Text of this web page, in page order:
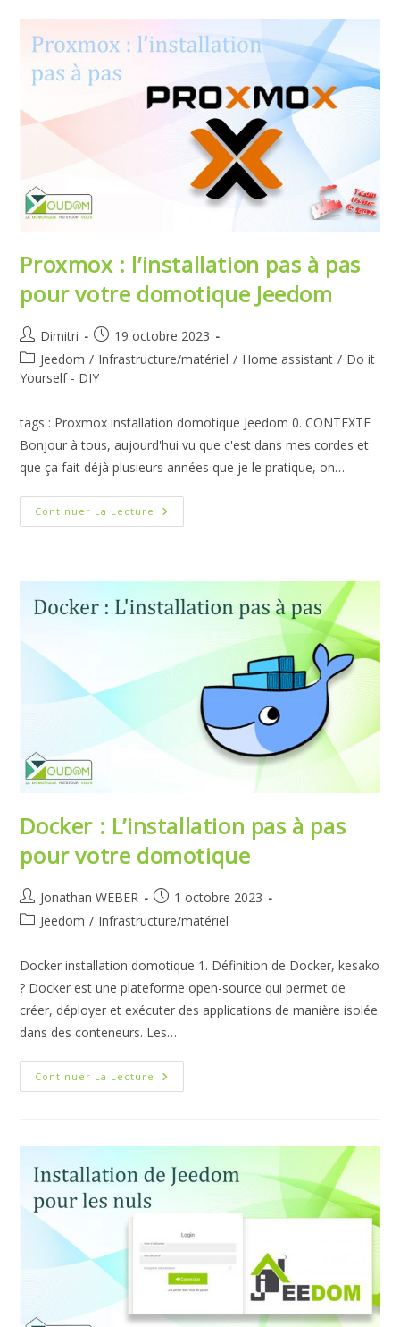
À
Pas
Pour
Proxmox : l’installation pas à pas
pour votre domotique Jeedom
Auteur/autrice
de
la
Dimitri
Publication
publiée :
19 octobre 2023
Post
category:
Jeedom / Infrastructure/matériel / Home assistant / Do it
Yourself - DIY
tags : Proxmox installation domotique Jeedom 0. CONTEXTE
Bonjour à tous, aujourd'hui vu que c'est dans mes cordes et
que ça fait déjà plusieurs années que je le pratique, on…
Continuer La Lecture Proxmox
:
Pour
Votre
Domotique
Docker : L’installation pas à pas
pour votre domotique
Auteur/autrice
de
Jonathan WEBER
Publication
publiée :
1 octobre 2023
PostJeedom / Infrastructure/matériel
Docker installation domotique 1. Définition de Docker, kesako
? Docker est une plateforme open-source qui permet de
créer, déployer et exécuter des applications de manière isolée
dans des conteneurs. Les…
Continuer La Lecture Docker
:
Pour
Votre
Domotique